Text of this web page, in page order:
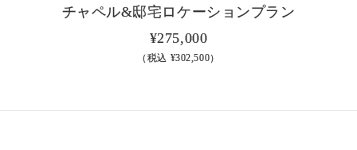
チャペル&邸宅ロケーションプラン
¥275,000
（税込 ¥302,500）